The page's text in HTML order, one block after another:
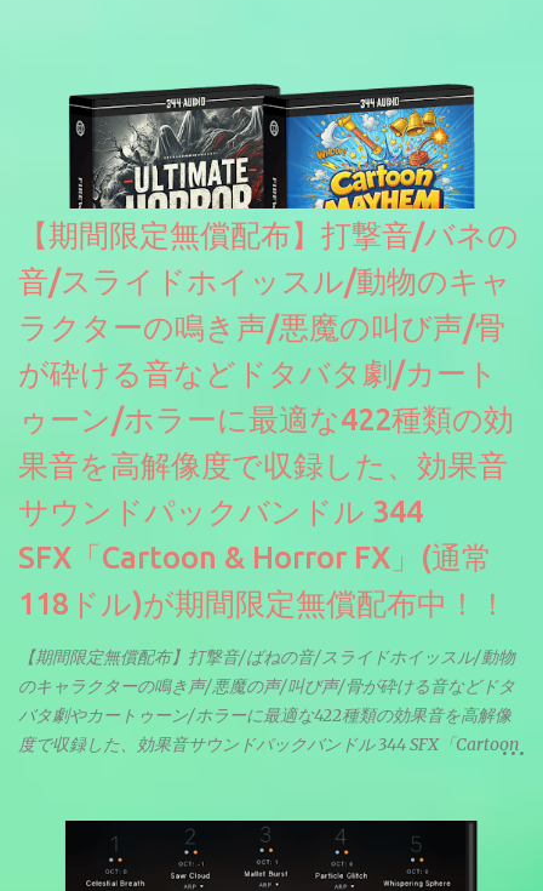
【期間限定無償配布】打撃音/バネの
音/スライドホイッスル/動物のキャ
ラクターの鳴き声/悪魔の叫び声/骨
が砕ける音などドタバタ劇/カート
ゥーン/ホラーに最適な422種類の効
果音を高解像度で収録した、効果音
サウンドパックバンドル 344
SFX「Cartoon & Horror FX」(通常
118ドル)が期間限定無償配布中！！
【期間限定無償配布】打撃音/ばねの音/スライドホイッスル/動物
のキャラクターの鳴き声/悪魔の声/叫び声/骨が砕ける音などドタ
バタ劇やカートゥーン/ホラーに最適な422種類の効果音を高解像
度で収録した、効果音サウンドパックバンドル 344 SFX「Cartoon